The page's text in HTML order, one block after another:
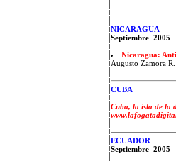
NICARAGUA
Septiembre 2005
Nicaragua:
Augusto Zamora
CUBA
Cuba, la isla de la
ECUADOR
Septiembre 2005